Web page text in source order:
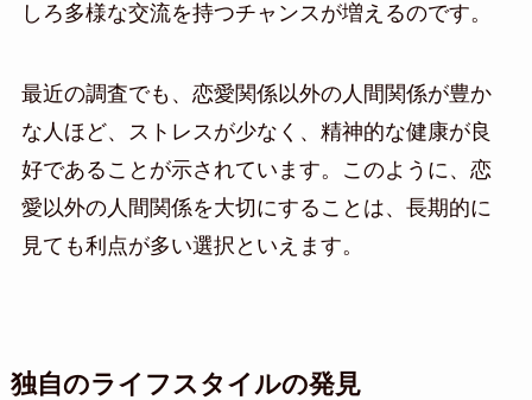
しろ多様な交流を持つチャンスが増えるのです。
最近の調査でも、恋愛関係以外の人間関係が豊か
な人ほど、ストレスが少なく、精神的な健康が良
好であることが示されています。このように、恋
愛以外の人間関係を大切にすることは、長期的に
見ても利点が多い選択といえます。
独自のライフスタイルの発見